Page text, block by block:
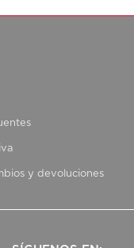
y devoluciones